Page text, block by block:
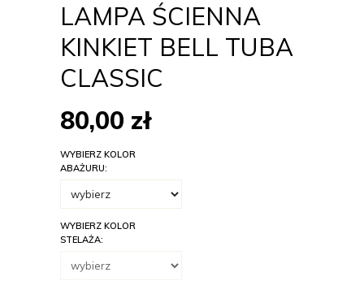
LAMPA ŚCIENNA
KINKIET BELL TUBA
CLASSIC
80,00 zł
WYBIERZ KOLOR
ABAŻURU:
WYBIERZ KOLOR
STELAŻA: